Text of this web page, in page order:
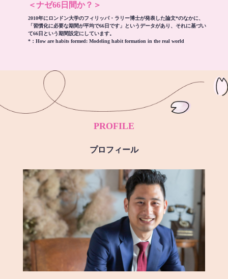
＜ナゼ66日間か？＞
2010年にロンドン大学のフィリッパ・ラリー博士が発表した論文*のなかに、
「習慣化に必要な期間が平均で66日です」というデータがあり、それに基づい
て66日という期間設定にしています。
*： How are habits formed: Modeling habit formation in the real world
PROFILE
プロフィール